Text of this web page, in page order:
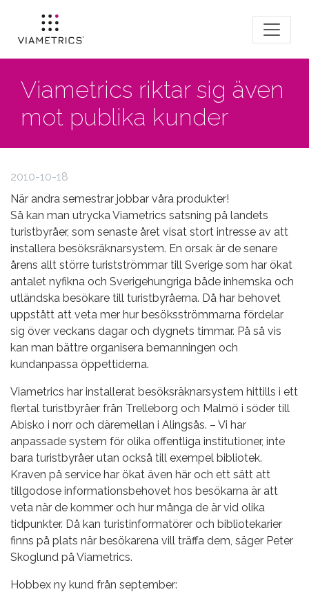
Viametrics riktar sig även
mot publika kunder
2010-10-18
När andra semestrar jobbar våra produkter!
Så kan man utrycka Viametrics satsning på landets
turistbyråer, som senaste året visat stort intresse av att
installera besöksräknarsystem. En orsak är de senare
årens allt större turistströmmar till Sverige som har ökat
antalet nyfikna och Sverigehungriga både inhemska och
utländska besökare till turistbyråerna. Då har behovet
uppstått att veta mer hur besöksströmmarna fördelar
sig över veckans dagar och dygnets timmar. På så vis
kan man bättre organisera bemanningen och
kundanpassa öppettiderna.
Viametrics har installerat besöksräknarsystem hittills i ett
flertal turistbyråer från Trelleborg och Malmö i söder till
Abisko i norr och däremellan i Alingsås. – Vi har
anpassade system för olika offentliga institutioner, inte
bara turistbyråer utan också till exempel bibliotek.
Kraven på service har ökat även här och ett sätt att
tillgodose informationsbehovet hos besökarna är att
veta när de kommer och hur många de är vid olika
tidpunkter. Då kan turistinformatörer och bibliotekarier
finns på plats när besökarena vill träffa dem, säger Peter
Skoglund på Viametrics.
Hobbex ny kund från september: